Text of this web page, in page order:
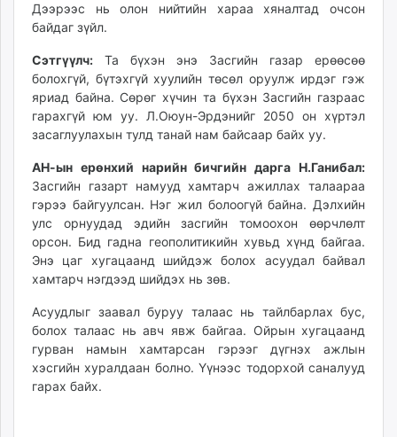
Дээрээс нь олон нийтийн хараа хяналтад очсон
байдаг зүйл.
Сэтгүүлч: Та бүхэн энэ Засгийн газар ерөөсөө
болохгүй, бүтэхгүй хуулийн төсөл оруулж ирдэг гэж
яриад байна. Сөрөг хүчин та бүхэн Засгийн газраас
гарахгүй юм уу. Л.Оюун-Эрдэнийг 2050 он хүртэл
засаглуулахын тулд танай нам байсаар байх уу.
АН-ын ерөнхий нарийн бичгийн дарга Н.Ганибал:
Засгийн газарт намууд хамтарч ажиллах талаараа
гэрээ байгуулсан. Нэг жил болоогүй байна. Дэлхийн
улс орнуудад эдийн засгийн томоохон өөрчлөлт
орсон. Бид гадна геополитикийн хувьд хүнд байгаа.
Энэ цаг хугацаанд шийдэж болох асуудал байвал
хамтарч нэгдээд шийдэх нь зөв.
Асуудлыг заавал буруу талаас нь тайлбарлах бус,
болох талаас нь авч явж байгаа. Ойрын хугацаанд
гурван намын хамтарсан гэрээг дүгнэх ажлын
хэсгийн хуралдаан болно. Үүнээс тодорхой саналууд
гарах байх.